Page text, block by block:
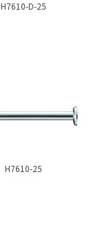
H7610-D-25
H7610-25